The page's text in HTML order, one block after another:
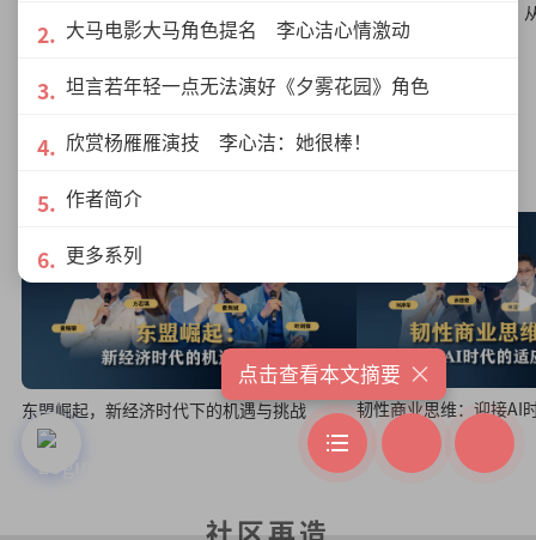
【微塑料入侵（上）
下了多少塑料？
绿盛世峰会商业启势
东盟崛起，新经济时代下的机遇与挑战 韧性商业思维：迎接AI
大马电影大马角色提名 李心洁心情激动
坦言若年轻一点无法演好《夕雾花园》角色
欣赏杨雁雁演技 李心洁：她很棒！
作者简介
更多系列
点击查看本文摘要 ×